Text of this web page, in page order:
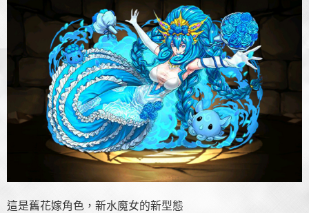
這是舊花嫁角色，新水魔女的新型態